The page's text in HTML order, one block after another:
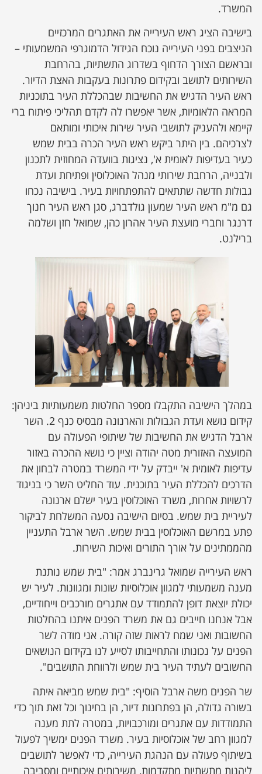
המשרד.
בישיבה הציג ראש העירייה את האתגרים המרכזיים
הניצבים בפני העירייה נוכח הגידול הדמוגרפי המשמעותי –
ובראשם הצורך הדחוף בשדרוג התשתיות, בהרחבת
השירותים לתושב ובקידום פתרונות בעקבות האצת הדיור.
ראש העיר הדגיש את החשיבות שבהכללת העיר בתוכניות
המראה הלאומיות, אשר יאפשרו לה לקדם תהליכי פיתוח ברי
קיימא ולהעניק לתושבי העיר שירות איכותי ומותאם
לצרכיהם. בין היתר ביקש ראש העיר הכרה בבית שמש
כעיר בעדיפות לאומית א', נציגות בוועדה המחוזית לתכנון
ולבנייה, הרחבת שירותי מנהל האוכלוסין ופתיחת ועדת
גבולות חדשה שתתאים להתפתחויות בעיר. בישיבה נכחו
גם מ"מ ראש העיר שמעון גולדברג, סגן ראש העיר חנוך
דרנגר וחברי מועצת העיר אהרון כהן, שמואל חזן ושלמה
ברילנט.
במהלך הישיבה התקבלו מספר החלטות משמעותיות ביניהן:
קידום נושא ועדת הגבולות והארנונה מבסיס כנף 2. השר
ארבל הדגיש את החשיבות של שיתופי הפעולה עם
המועצה האזורית מטה יהודה וציין כי נושא ההכרה באזור
עדיפות לאומית א' ייבדק על ידי המשרד במטרה לבחון את
הדרכים להכללת העיר בתוכנית. עוד החליט השר כי בניגוד
לרשויות אחרות, משרד האוכלוסין בעיר ישלם ארנונה
לעיריית בית שמש. בסיום הישיבה נסעה המשלחת לביקור
פתע במרשם האוכלוסין בבית שמש. השר ארבל התעניין
מהממתינים על אורך התורים ואיכות השירות.
ראש העירייה שמואל גרינברג אמר: "בית שמש נותנת
מענה משמעותי למגוון אוכלוסיות שונות ומגוונות. לעיר יש
יכולת יוצאת דופן להתמודד עם אתגרים מורכבים וייחודיים,
אבל אנחנו חייבים גם את משרד הפנים איתנו בהחלטות
החשובות ואני שמח לראות שזה קורה. אני מודה לשר
הפנים על נכונותו והתחייבותו לסייע לנו בקידום הנושאים
החשובים לעתיד העיר בית שמש ולרווחת התושבים".
שר הפנים משה ארבל הוסיף: "בית שמש מביאה איתה
בשורה גדולה, הן בפתרונות דיור, הן בחינוך וכל זאת תוך כדי
התמודדות עם אתגרים ומורכבויות, במטרה לתת מענה
למגוון רחב של אוכלוסיות בעיר. משרד הפנים ימשיך לפעול
בשיתוף פעולה עם הנהגת העירייה, כדי לאפשר לתושבים
ליהנות מתשתיות מתקדמות, משירותים איכותיים ומסביבה